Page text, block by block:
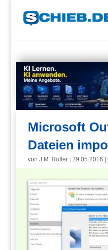
Microsoft
Dateien
vonJ.M. Rütter |29.05.2016 |